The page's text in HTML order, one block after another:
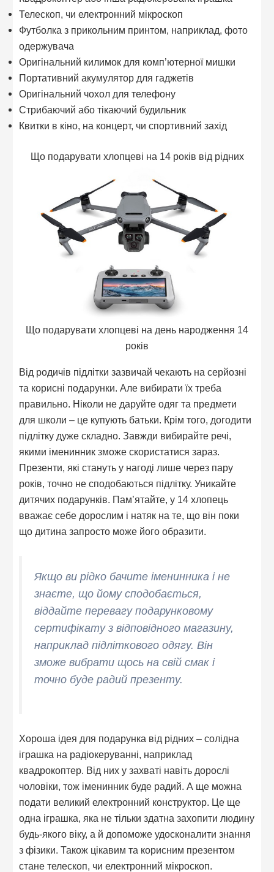
Телескоп, чи електронний мікроскоп
Футболка з прикольним принтом, наприклад, фото
одержувача
Оригінальний килимок для комп’ютерної мишки
Портативний акумулятор для гаджетів
Оригінальний чохол для телефону
Стрибаючий або тікаючий будильник
Квитки в кіно, на концерт, чи спортивний захід
Що подарувати хлопцеві на 14 років від рідних
Що подарувати хлопцеві на день народження 14
років
Від родичів підлітки зазвичай чекають на серйозні
та корисні подарунки. Але вибирати їх треба
правильно. Ніколи не даруйте одяг та предмети
для школи – це купують батьки. Крім того, догодити
підлітку дуже складно. Завжди вибирайте речі,
якими іменинник зможе скористатися зараз.
Презенти, які стануть у нагоді лише через пару
років, точно не сподобаються підлітку. Уникайте
дитячих подарунків. Пам’ятайте, у 14 хлопець
вважає себе дорослим і натяк на те, що він поки
що дитина запросто може його образити.
Якщо ви рідко бачите іменинника і не
знаєте, що йому сподобається,
віддайте перевагу подарунковому
сертифікату з відповідного магазину,
наприклад підліткового одягу. Він
зможе вибрати щось на свій смак і
точно буде радий презенту.
Хороша ідея для подарунка від рідних – солідна
іграшка на радіокеруванні, наприклад
квадрокоптер. Від них у захваті навіть дорослі
чоловіки, тож іменинник буде радий. А ще можна
подати великий електронний конструктор. Це ще
одна іграшка, яка не тільки здатна захопити людину
будь-якого віку, а й допоможе удосконалити знання
з фізики. Також цікавим та корисним презентом
стане телескоп, чи електронний мікроскоп.